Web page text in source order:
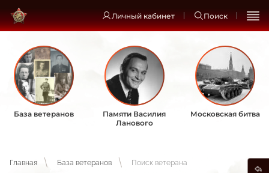
Личный кабинет Поиск
База ветеранов
Памяти Василия
Ланового
Московская битва
Главная База ветеранов Поиск ветерана